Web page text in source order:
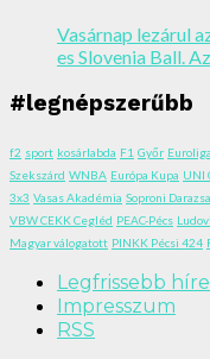
Vasárnap lezárul
es Slovenia Ball.
#legnépszerűbb
f2 sport kosárlabda F1 Győr Euroliga
Szekszárd WNBA Európa Kupa UNI
3x3 Vasas Akadémia Soproni
VBW CEKK Cegléd PEAC-Pécs
Magyar válogatott PINKK Pécsi 424
Legfrissebb
Impresszum
RSS